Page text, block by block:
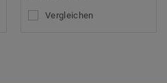
Vergleichen